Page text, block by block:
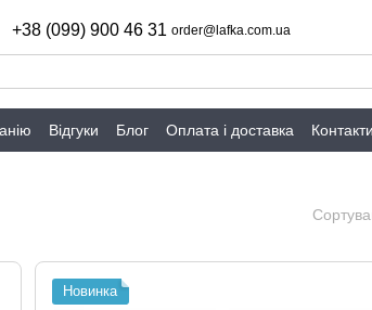
+38 (099) 900 46 31 order@lafka.com.ua
Відгуки Блог Оплата і доставка Контакти
Новинка